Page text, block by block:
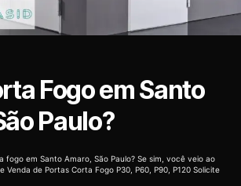
Fogo em Santo
Paulo?
fogo em Santo Amaro, São Paulo? Se sim, você veio ao
Venda de Portas Corta Fogo P30, P60, P90, P120 Solicite